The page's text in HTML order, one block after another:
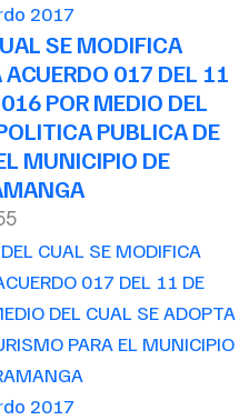
2017
SE MODIFICA
017 DEL 11
POR MEDIO DEL
PUBLICA DE
MUNICIPIO DE
2017